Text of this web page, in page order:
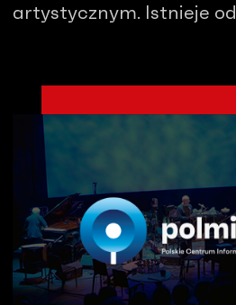
artystycznym. Istnieje od